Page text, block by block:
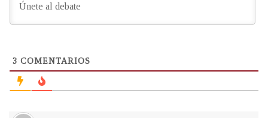
3 COMENTARIOS